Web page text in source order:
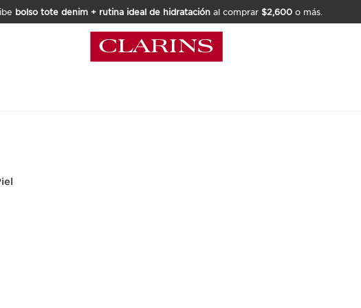
bolso tote denim + rutina ideal de hidratación al comprar $2,600 o más.